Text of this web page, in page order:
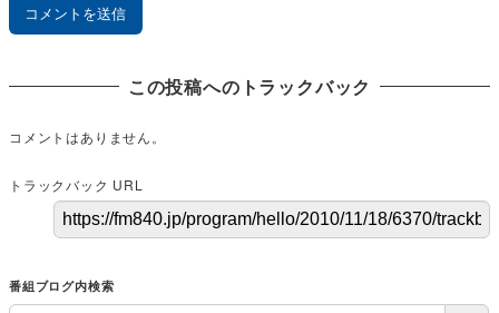
この投稿へのトラックバック
コメントはありません。
トラックバック URL
番組ブログ内検索